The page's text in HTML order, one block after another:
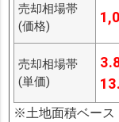
売却相場帯
(価格)
売却相場帯
(単価)
※土地面積ベース